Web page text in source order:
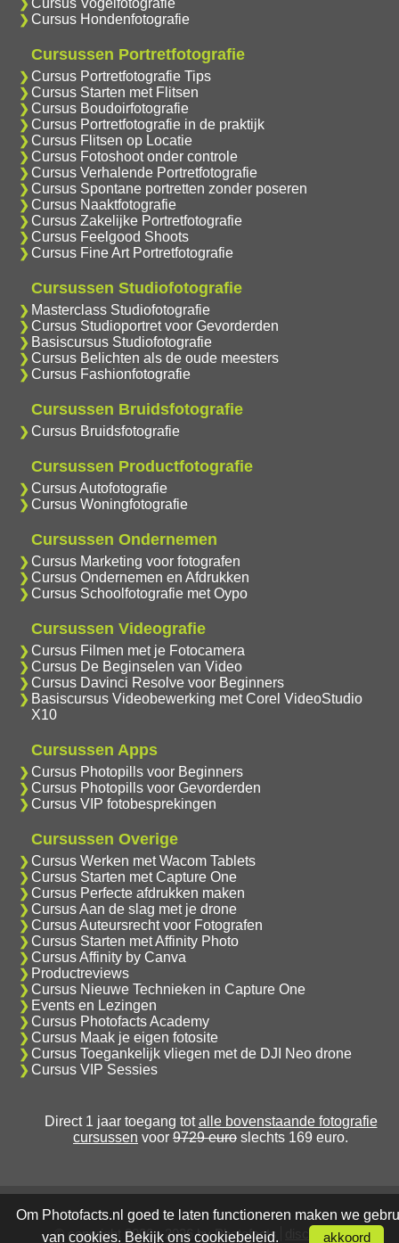
Cursus Hondenfotografie
Cursussen Portretfotografie
Cursus Portretfotografie Tips
Cursus Starten met Flitsen
Cursus Boudoirfotografie
Cursus Portretfotografie in de praktijk
Cursus Flitsen op Locatie
Cursus Fotoshoot onder controle
Cursus Verhalende Portretfotografie
Cursus Spontane portretten zonder poseren
Cursus Naaktfotografie
Cursus Zakelijke Portretfotografie
Cursus Feelgood Shoots
Cursus Fine Art Portretfotografie
Cursussen Studiofotografie
Masterclass Studiofotografie
Cursus Studioportret voor Gevorderden
Basiscursus Studiofotografie
Cursus Belichten als de oude meesters
Cursus Fashionfotografie
Cursussen Bruidsfotografie
Cursus Bruidsfotografie
Cursussen Productfotografie
Cursus Autofotografie
Cursus Woningfotografie
Cursussen Ondernemen
Cursus Marketing voor fotografen
Cursus Ondernemen en Afdrukken
Cursus Schoolfotografie met Oypo
Cursussen Videografie
Cursus Filmen met je Fotocamera
Cursus De Beginselen van Video
Cursus Davinci Resolve voor Beginners
Basiscursus Videobewerking met Corel VideoStudio
X10
Cursussen Apps
Cursus Photopills voor Beginners
Cursus Photopills voor Gevorderden
Cursus VIP fotobesprekingen
Cursussen Overige
Cursus Werken met Wacom Tablets
Cursus Starten met Capture One
Cursus Perfecte afdrukken maken
Cursus Aan de slag met je drone
Cursus Auteursrecht voor Fotografen
Cursus Starten met Affinity Photo
Cursus Affinity by Canva
Productreviews
Cursus Nieuwe Technieken in Capture One
Events en Lezingen
Cursus Photofacts Academy
Cursus Maak je eigen fotosite
Cursus Toegankelijk vliegen met de DJI Neo drone
Cursus VIP Sessies
Direct 1 jaar toegang totalle bovenstaande fotografie
cursussen voor 9729 euro slechts 169 euro.
© copyright 2006 - 2026 by Photofacts disclaimer
Om Photofacts.nl goed te laten functioneren maken we
van cookies. Bekijk ons cookiebeleid. akkoord